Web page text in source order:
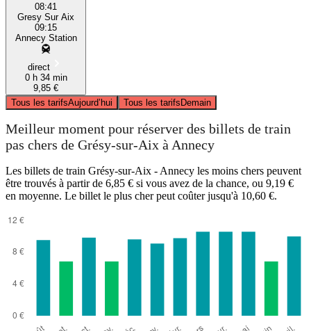
08:41
Gresy Sur Aix
09:15
Annecy Station
direct
0 h 34 min
9,85 €
Tous les tarifsAujourd’hui Tous les tarifsDemain
Meilleur moment pour réserver des billets de train
pas chers de Grésy-sur-Aix à Annecy
Les billets de train Grésy-sur-Aix - Annecy les moins chers peuvent
être trouvés à partir de 6,85 € si vous avez de la chance, ou 9,19 €
en moyenne. Le billet le plus cher peut coûter jusqu'à 10,60 €.